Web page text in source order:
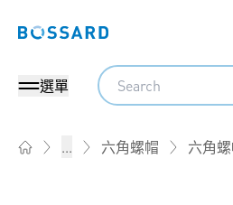
Bossard homepage
選單
Search
... 六角螺帽 六角